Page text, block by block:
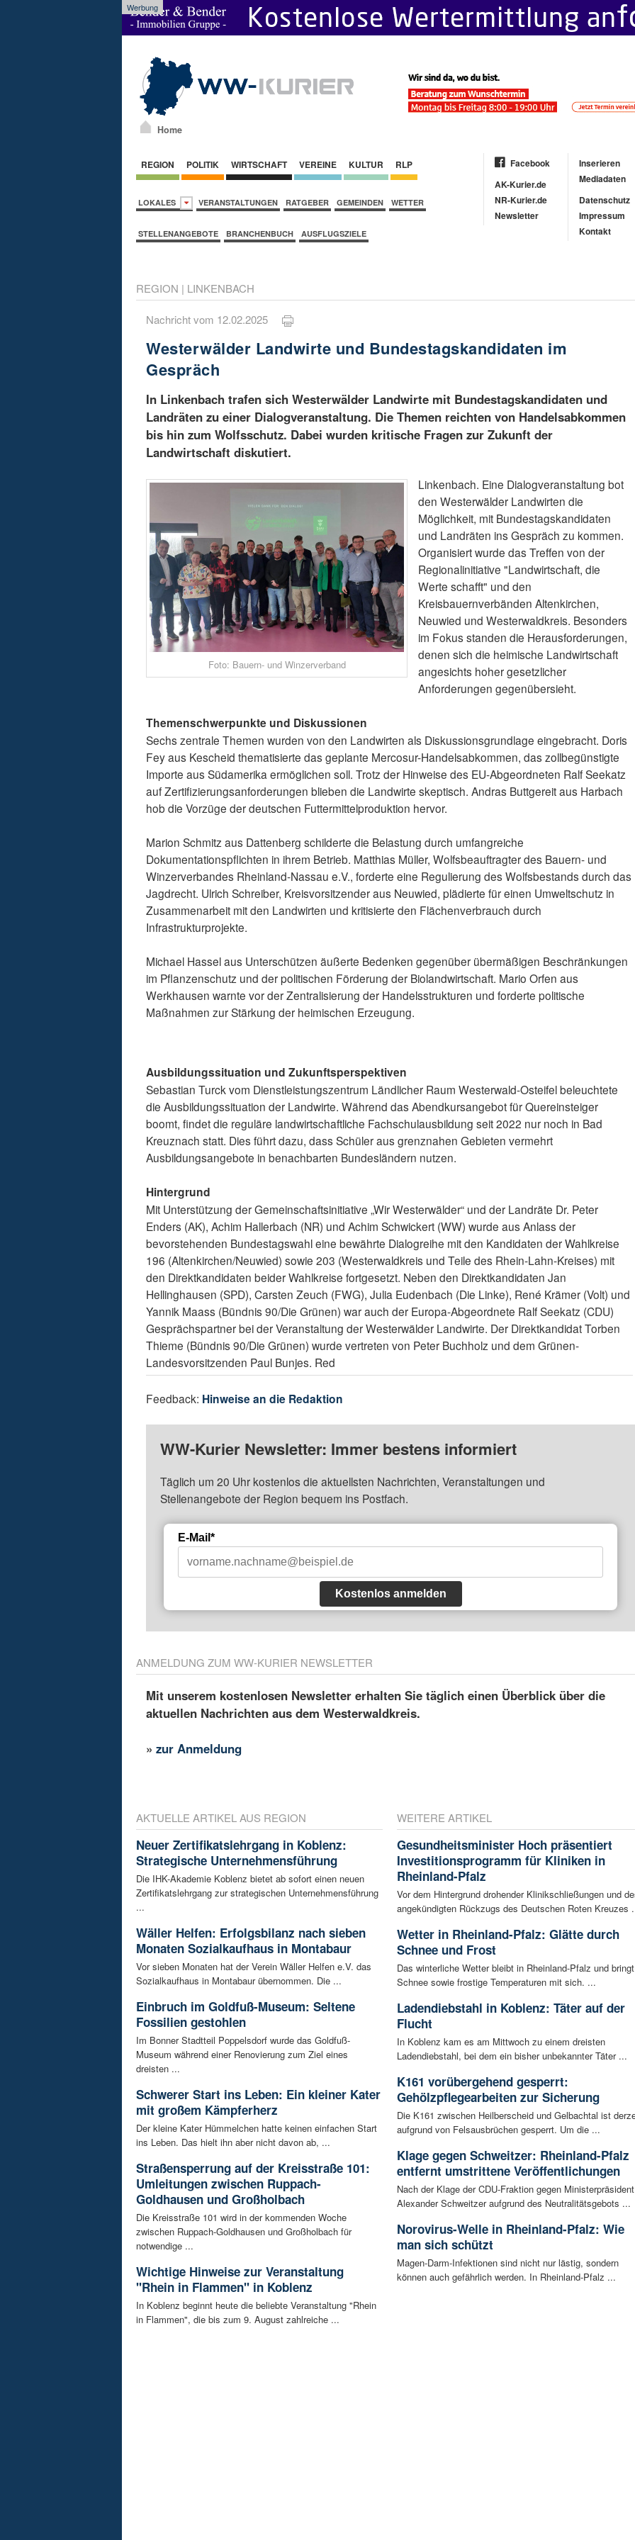
Werbung
Home
REGION POLITIK WIRTSCHAFT VEREINE KULTUR RLP
LOKALES VERANSTALTUNGEN RATGEBER GEMEINDEN WETTER
STELLENANGEBOTE BRANCHENBUCH AUSFLUGSZIELE
Facebook
AK-Kurier.de
NR-Kurier.de
Newsletter
Inserieren
Mediadaten
Datenschutz
Impressum
Kontakt
REGION | LINKENBACH
Nachricht vom 12.02.2025
Westerwälder Landwirte und Bundestagskandidaten im
Gespräch
In Linkenbach trafen sich Westerwälder Landwirte mit Bundestagskandidaten und
Landräten zu einer Dialogveranstaltung. Die Themen reichten von Handelsabkommen
bis hin zum Wolfsschutz. Dabei wurden kritische Fragen zur Zukunft der
Landwirtschaft diskutiert.
Foto: Bauern- und Winzerverband
Linkenbach. Eine Dialogveranstaltung bot
den Westerwälder Landwirten die
Möglichkeit, mit Bundestagskandidaten
und Landräten ins Gespräch zu kommen.
Organisiert wurde das Treffen von der
Regionalinitiative "Landwirtschaft, die
Werte schafft" und den
Kreisbauernverbänden Altenkirchen,
Neuwied und Westerwaldkreis. Besonders
im Fokus standen die Herausforderungen,
denen sich die heimische Landwirtschaft
angesichts hoher gesetzlicher
Anforderungen gegenübersieht.
Themenschwerpunkte und Diskussionen
Sechs zentrale Themen wurden von den Landwirten als Diskussionsgrundlage eingebracht. Doris
Fey aus Kescheid thematisierte das geplante Mercosur-Handelsabkommen, das zollbegünstigte
Importe aus Südamerika ermöglichen soll. Trotz der Hinweise des EU-Abgeordneten Ralf Seekatz
auf Zertifizierungsanforderungen blieben die Landwirte skeptisch. Andras Buttgereit aus Harbach
hob die Vorzüge der deutschen Futtermittelproduktion hervor.
Marion Schmitz aus Dattenberg schilderte die Belastung durch umfangreiche
Dokumentationspflichten in ihrem Betrieb. Matthias Müller, Wolfsbeauftragter des Bauern- und
Winzerverbandes Rheinland-Nassau e.V., forderte eine Regulierung des Wolfsbestands durch das
Jagdrecht. Ulrich Schreiber, Kreisvorsitzender aus Neuwied, plädierte für einen Umweltschutz in
Zusammenarbeit mit den Landwirten und kritisierte den Flächenverbrauch durch
Infrastrukturprojekte.
Michael Hassel aus Unterschützen äußerte Bedenken gegenüber übermäßigen Beschränkungen
im Pflanzenschutz und der politischen Förderung der Biolandwirtschaft. Mario Orfen aus
Werkhausen warnte vor der Zentralisierung der Handelsstrukturen und forderte politische
Maßnahmen zur Stärkung der heimischen Erzeugung.
Ausbildungssituation und Zukunftsperspektiven
Sebastian Turck vom Dienstleistungszentrum Ländlicher Raum Westerwald-Osteifel beleuchtete
die Ausbildungssituation der Landwirte. Während das Abendkursangebot für Quereinsteiger
boomt, findet die reguläre landwirtschaftliche Fachschulausbildung seit 2022 nur noch in Bad
Kreuznach statt. Dies führt dazu, dass Schüler aus grenznahen Gebieten vermehrt
Ausbildungsangebote in benachbarten Bundesländern nutzen.
Hintergrund
Mit Unterstützung der Gemeinschaftsinitiative „Wir Westerwälder“ und der Landräte Dr. Peter
Enders (AK), Achim Hallerbach (NR) und Achim Schwickert (WW) wurde aus Anlass der
bevorstehenden Bundestagswahl eine bewährte Dialogreihe mit den Kandidaten der Wahlkreise
196 (Altenkirchen/Neuwied) sowie 203 (Westerwaldkreis und Teile des Rhein-Lahn-Kreises) mit
den Direktkandidaten beider Wahlkreise fortgesetzt. Neben den Direktkandidaten Jan
Hellinghausen (SPD), Carsten Zeuch (FWG), Julia Eudenbach (Die Linke), René Krämer (Volt) und
Yannik Maass (Bündnis 90/Die Grünen) war auch der Europa-Abgeordnete Ralf Seekatz (CDU)
Gesprächspartner bei der Veranstaltung der Westerwälder Landwirte. Der Direktkandidat Torben
Thieme (Bündnis 90/Die Grünen) wurde vertreten von Peter Buchholz und dem Grünen-
Landesvorsitzenden Paul Bunjes. Red
Feedback: Hinweise an die Redaktion
WW-Kurier Newsletter: Immer bestens informiert
Täglich um 20 Uhr kostenlos die aktuellsten Nachrichten, Veranstaltungen und
Stellenangebote der Region bequem ins Postfach.
E-Mail*
Kostenlos anmelden
ANMELDUNG ZUM WW-KURIER NEWSLETTER
Mit unserem kostenlosen Newsletter erhalten Sie täglich einen Überblick über die
aktuellen Nachrichten aus dem Westerwaldkreis.
»zur Anmeldung
AKTUELLE ARTIKEL AUS REGION
Neuer Zertifikatslehrgang in Koblenz:
Strategische Unternehmensführung
Die IHK-Akademie Koblenz bietet ab sofort einen neuen
Zertifikatslehrgang zur strategischen Unternehmensführung
...
Wäller Helfen: Erfolgsbilanz nach sieben
Monaten Sozialkaufhaus in Montabaur
Vor sieben Monaten hat der Verein Wäller Helfen e.V. das
Sozialkaufhaus in Montabaur übernommen. Die ...
Einbruch im Goldfuß-Museum: Seltene
Fossilien gestohlen
Im Bonner Stadtteil Poppelsdorf wurde das Goldfuß-
Museum während einer Renovierung zum Ziel eines
dreisten ...
Schwerer Start ins Leben: Ein kleiner Kater
mit großem Kämpferherz
Der kleine Kater Hümmelchen hatte keinen einfachen Start
ins Leben. Das hielt ihn aber nicht davon ab, ...
Straßensperrung auf der Kreisstraße 101:
Umleitungen zwischen Ruppach-
Goldhausen und Großholbach
Die Kreisstraße 101 wird in der kommenden Woche
zwischen Ruppach-Goldhausen und Großholbach für
notwendige ...
Wichtige Hinweise zur Veranstaltung
"Rhein in Flammen" in Koblenz
In Koblenz beginnt heute die beliebte Veranstaltung "Rhein
in Flammen", die bis zum 9. August zahlreiche ...
WEITERE ARTIKEL
Gesundheitsminister Hoch präsentiert
Investitionsprogramm für Kliniken in
Rheinland-Pfalz
Vor dem Hintergrund drohender Klinikschließungen und
angekündigten Rückzugs des Deutschen Roten Kreuzes
Wetter in Rheinland-Pfalz: Glätte durch
Schnee und Frost
Das winterliche Wetter bleibt in Rheinland-Pfalz und bringt
Schnee sowie frostige Temperaturen mit sich. ...
Ladendiebstahl in Koblenz: Täter auf der
Flucht
In Koblenz kam es am Mittwoch zu einem dreisten
Ladendiebstahl, bei dem ein bisher unbekannter Täter ...
K161 vorübergehend gesperrt:
Gehölzpflegearbeiten zur Sicherung
Die K161 zwischen Heilberscheid und Gelbachtal ist
aufgrund von Felsausbrüchen gesperrt. Um die ...
Klage gegen Schweitzer: Rheinland-Pfalz
entfernt umstrittene Veröffentlichungen
Nach der Klage der CDU-Fraktion gegen Ministerpräsident
Alexander Schweitzer aufgrund des Neutralitätsgebots ...
Norovirus-Welle in Rheinland-Pfalz: Wie
man sich schützt
Magen-Darm-Infektionen sind nicht nur lästig, sondern
können auch gefährlich werden. In Rheinland-Pfalz ...